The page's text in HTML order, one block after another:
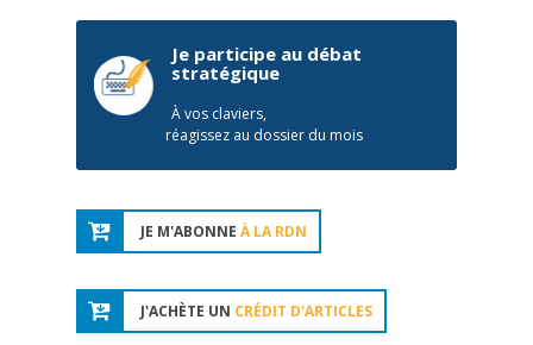
Je participe au débat
stratégique
À vos claviers,
réagissez au dossier du mois
JE M'ABONNE À LA RDN
J'ACHÈTE UN CRÉDIT D'ARTICLES